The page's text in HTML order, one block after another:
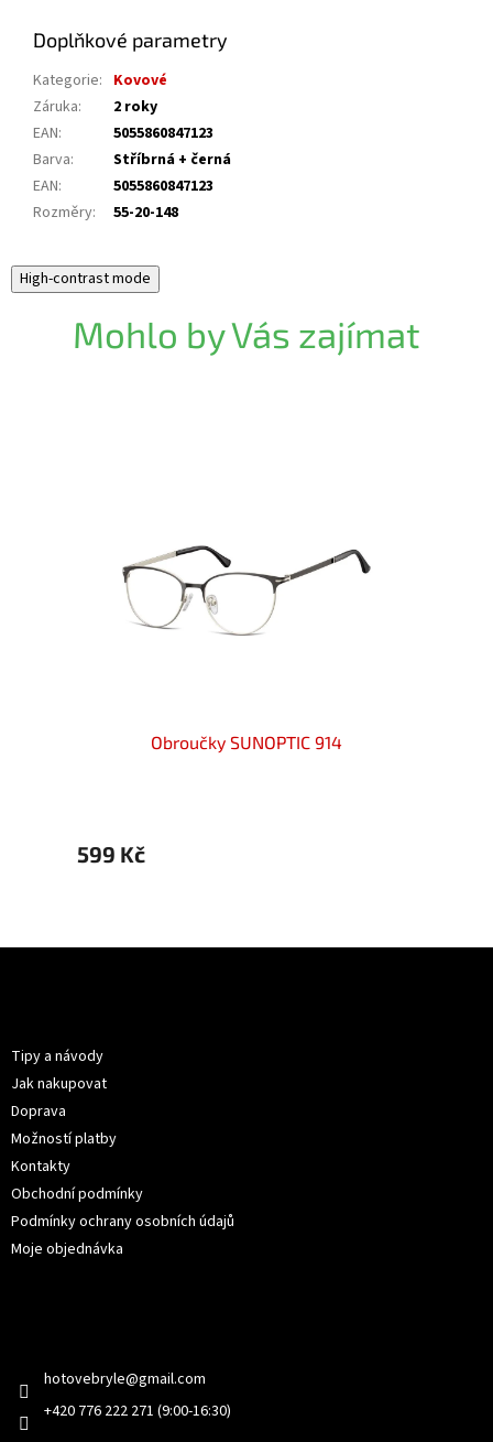
Doplňkové parametry
Kategorie: Kovové
Záruka:
2 roky
EAN:
5055860847123
Barva:
Stříbrná + černá
EAN:
5055860847123
Rozměry: 55-20-148
High-contrast mode
Mohlo by Vás zajímat
Obroučky SUNOPTIC 914
599 Kč
Tipy a návody
Jak nakupovat
Doprava
Možností platby
Kontakty
Obchodní podmínky
Podmínky ochrany osobních údajů
Moje objednávka
hotovebryle@gmail.com
+420 776 222 271 (9:00-16:30)